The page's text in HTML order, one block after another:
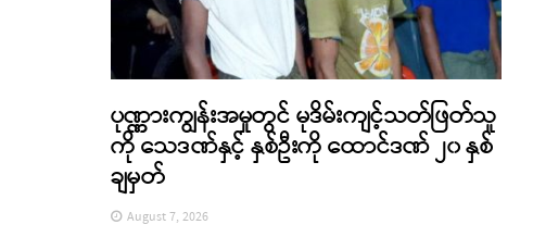
ပုဏ္ဏားကျွန်းအမှုတွင် မုဒိမ်းကျင့်သတ်ဖြတ်သူ
ကို သေဒဏ်နှင့် နှစ်ဦးကို ထောင်ဒဏ် ၂၀ နှစ်
ချမှတ်
August 7, 2026